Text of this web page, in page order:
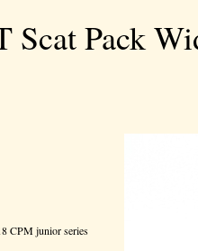
Scat Pack
CPM junior series